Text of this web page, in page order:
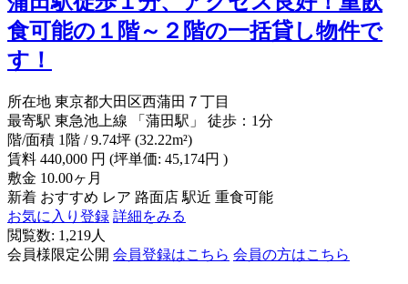
食可能の１階～２階の一括貸し物件で
す！
所在地 東京都大田区西蒲田７丁目
最寄駅 東急池上線 「蒲田駅」 徒歩：1分
階/面積 1階 / 9.74坪 (32.22m²)
賃料 440,000 円 (坪単価: 45,174円 )
敷金 10.00ヶ月
新着 おすすめ レア 路面店 駅近 重食可能
お気に入り登録 詳細をみる
閲覧数: 1,219人
会員様限定公開 会員登録はこちら 会員の方はこちら